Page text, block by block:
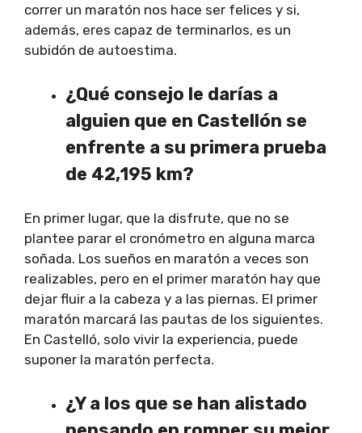
correr un maratón nos hace ser felices y si,
además, eres capaz de terminarlos, es un
subidón de autoestima.
¿Qué consejo le darías a
alguien que en Castellón se
enfrente a su primera prueba
de 42,195 km?
En primer lugar, que la disfrute, que no se
plantee parar el cronómetro en alguna marca
soñada. Los sueños en maratón a veces son
realizables, pero en el primer maratón hay que
dejar fluir a la cabeza y a las piernas. El primer
maratón marcará las pautas de los siguientes.
En Castelló, solo vivir la experiencia, puede
suponer la maratón perfecta.
¿Y a los que se han alistado